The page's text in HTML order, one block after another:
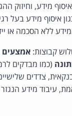
מידע, וחיזוק
איסוף מידע
ללא הסכמה או
קבוצות: אמצעים
(כמו מבדקים
צדדים שלישיים
אמת, עיבוד מידע